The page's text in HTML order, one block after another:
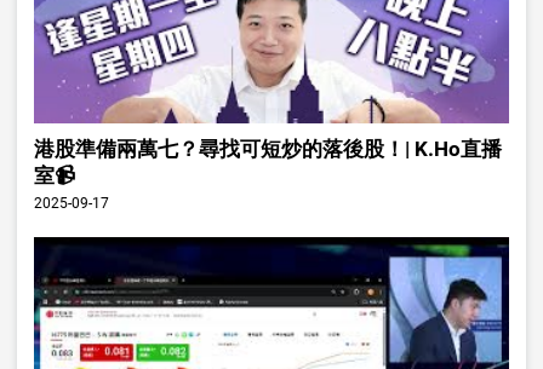
港股準備兩萬七？尋找可短炒的落後股！| K.Ho直播
室📹
2025-09-17